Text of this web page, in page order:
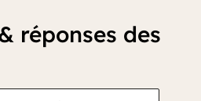
réponses des